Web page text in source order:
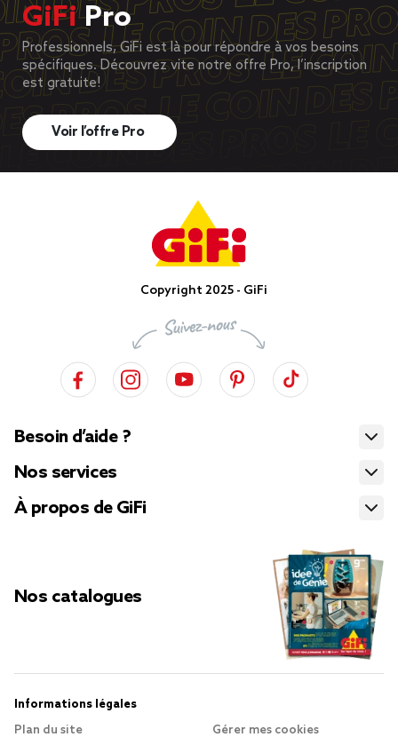
GiFiPro
Professionnels, GiFi est là pour répondre à vos besoins
spécifiques. Découvrez vite notre offre Pro, l’inscription
est gratuite!
Voir l’offre Pro
Copyright 2025 - GiFi
Besoin d’aide ?
Nos services
À propos de GiFi
Nos catalogues
Informations légales
Plan du site
Gérer mes cookies